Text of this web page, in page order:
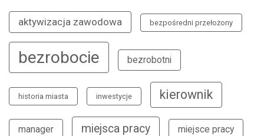
aktywizacja zawodowa bezpośredni przełożony
bezrobocie bezrobotni
historia miasta inwestycje kierownik
manager miejsca pracy miejsce pracy